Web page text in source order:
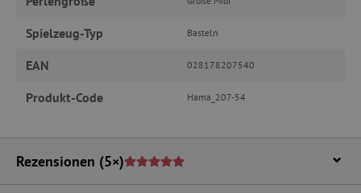
Spielzeug-Typ Basteln
EAN 028178207540
Produkt-Code Hama_207-54
Rezensionen (5×)
cjConsent